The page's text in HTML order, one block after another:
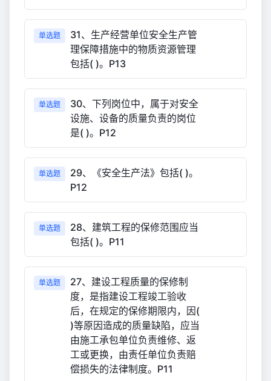
单选题
31、生产经营单位安全生产管
理保障措施中的物质资源管理
包括( )。P13
单选题
30、下列岗位中，属于对安全
设施、设备的质量负责的岗位
是( )。P12
单选题
29、《安全生产法》包括( )。
P12
单选题
28、建筑工程的保修范围应当
包括( )。P11
单选题
27、建设工程质量的保修制
度，是指建设工程竣工验收
后，在规定的保修期限内，因(
)等原因造成的质量缺陷，应当
由施工承包单位负责维修、返
工或更换，由责任单位负责赔
偿损失的法律制度。P11